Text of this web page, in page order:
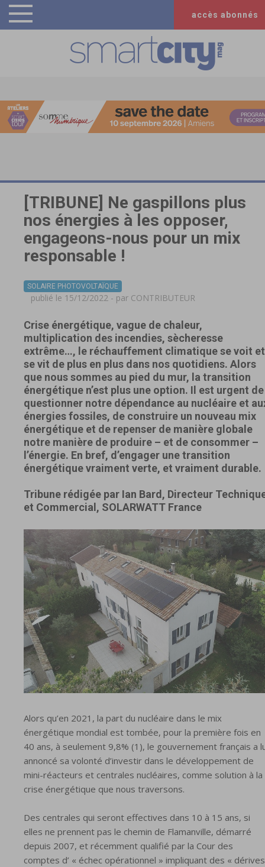
accès abonnés
[TRIBUNE] Ne gaspillons plus
nos énergies à les opposer,
engageons-nous pour un mix
responsable !
SOLAIRE PHOTOVOLTAÏQUE
publié le 15/12/2022 - par CONTRIBUTEUR
Crise énergétique, vague de chaleur,
multiplication des incendies, sècheresse
extrême…, le réchauffement climatique se voit et
se vit de plus en plus dans nos quotidiens. Alors
que nous sommes au pied du mur, la transition
énergétique n’est plus une option. Il est urgent de
questionner notre dépendance au nucléaire et
énergies fossiles, de construire un nouveau mix
énergétique et de repenser de manière globale
notre manière de produire – et de consommer –
l’énergie. En bref, d’engager une transition
énergétique vraiment verte, et vraiment durable.
Tribune rédigée par Ian Bard, Directeur
et Commercial, SOLARWATT France
Alors qu’en 2021, la part du nucléaire dans le mix
énergétique mondial est tombée, pour la première fois en
40 ans, à seulement 9,8% (1), le gouvernement français a
annoncé sa volonté d’investir dans le développement de
mini-réacteurs et centrales nucléaires, comme solution à la
crise énergétique que nous traversons.
Des centrales qui seront effectives dans 10 à 15 ans, si
elles ne prennent pas le chemin de Flamanville, démarré
depuis 2007, et récemment qualifié par la Cour des
comptes d’ « échec opérationnel » impliquant des « dérives